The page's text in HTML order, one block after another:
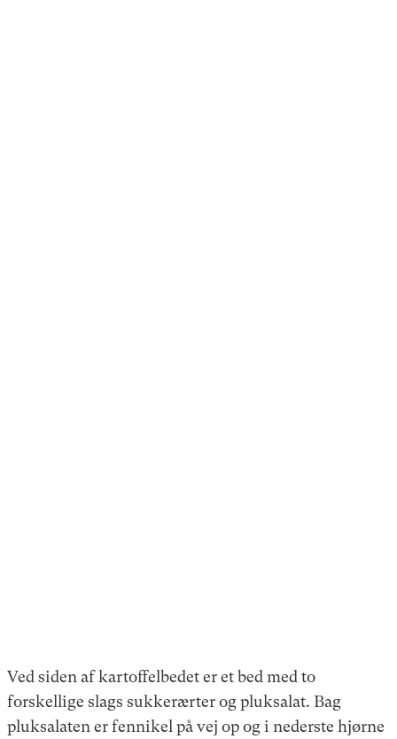
Ved siden af kartoffelbedet er et bed med to
forskellige slags sukkerærter og pluksalat. Bag
pluksalaten er fennikel på vej op og i nederste hjørne